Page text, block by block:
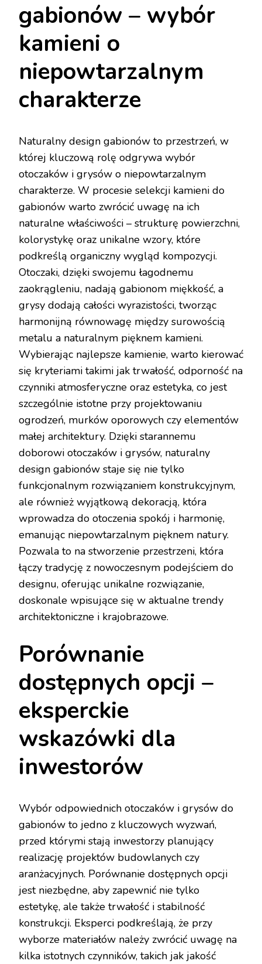
gabionów – wybór
kamieni o
niepowtarzalnym
charakterze
Naturalny design gabionów to przestrzeń, w
której kluczową rolę odgrywa wybór
otoczaków i grysów o niepowtarzalnym
charakterze. W procesie selekcji kamieni do
gabionów warto zwrócić uwagę na ich
naturalne właściwości – strukturę powierzchni,
kolorystykę oraz unikalne wzory, które
podkreślą organiczny wygląd kompozycji.
Otoczaki, dzięki swojemu łagodnemu
zaokrągleniu, nadają gabionom miękkość, a
grysy dodają całości wyrazistości, tworząc
harmonijną równowagę między surowością
metalu a naturalnym pięknem kamieni.
Wybierając najlepsze kamienie, warto kierować
się kryteriami takimi jak trwałość, odporność na
czynniki atmosferyczne oraz estetyka, co jest
szczególnie istotne przy projektowaniu
ogrodzeń, murków oporowych czy elementów
małej architektury. Dzięki starannemu
doborowi otoczaków i grysów, naturalny
design gabionów staje się nie tylko
funkcjonalnym rozwiązaniem konstrukcyjnym,
ale również wyjątkową dekoracją, która
wprowadza do otoczenia spokój i harmonię,
emanując niepowtarzalnym pięknem natury.
Pozwala to na stworzenie przestrzeni, która
łączy tradycję z nowoczesnym podejściem do
designu, oferując unikalne rozwiązanie,
doskonale wpisujące się w aktualne trendy
architektoniczne i krajobrazowe.
Porównanie
dostępnych opcji –
eksperckie
wskazówki dla
inwestorów
Wybór odpowiednich otoczaków i grysów do
gabionów to jedno z kluczowych wyzwań,
przed którymi stają inwestorzy planujący
realizację projektów budowlanych czy
aranżacyjnych. Porównanie dostępnych opcji
jest niezbędne, aby zapewnić nie tylko
estetykę, ale także trwałość i stabilność
konstrukcji. Eksperci podkreślają, że przy
wyborze materiałów należy zwrócić uwagę na
kilka istotnych czynników, takich jak jakość